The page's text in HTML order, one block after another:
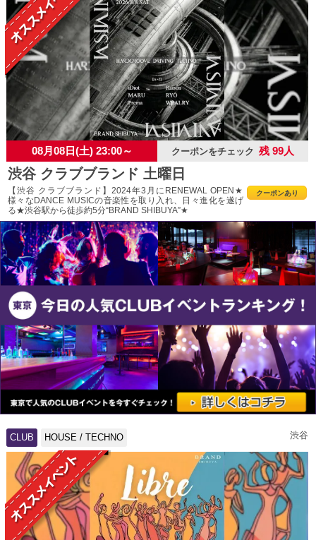
08月08日(土) 23:00～ クーポンをチェック 残 99人
渋谷 クラブブランド 土曜日
クーポンあり
【渋谷 クラブブランド】2024年3月にRENEWAL OPEN★
様々なDANCE MUSICの音楽性を取り入れ、日々進化を遂げ
る★渋谷駅から徒歩約5分“BRAND SHIBUYA”★
CLUB HOUSE / TECHNO 渋谷